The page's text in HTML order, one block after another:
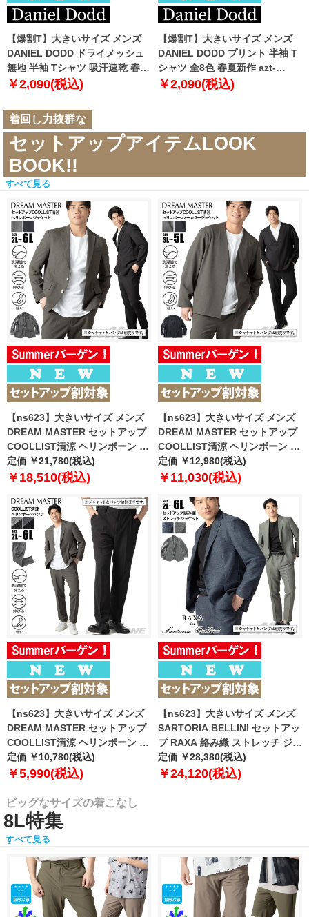
【爆割T】大きいサイズ メンズ
DANIEL DODD ドライメッシュ
無地 半袖 Tシャツ 吸汗速乾 春夏
新作 tjt-2602dry5 【fre】
￥2,090(税込)
【爆割T】大きいサイズ メンズ
DANIEL DODD プリント 半袖 T
シャツ 全8色 春夏新作 azt-
2602pt5 【fre】
￥2,090(税込)
着回し力抜群な
セットアップアイテムLOOK
BOOK!!
すべて見る
【ns623】大きいサイズ メンズ
DREAM MASTER セットアップ
COOLLIST清涼 ヘリンボーン ス
トレッチ ジャケット 軽量 ウォッ
シャブル スマリラ 春夏新作
定価 ￥21,780(税込)
￥18,510(税込)
【ns623】大きいサイズ メンズ
DREAM MASTER セットアップ
COOLLIST清涼 ヘリンボーン ス
トレッチ ノーカラー ジャケット
軽量 ウォッシャブル スマリラ 春
定価 ￥12,980(税込)
￥11,030(税込)
【ns623】大きいサイズ メンズ
DREAM MASTER セットアップ
COOLLIST清涼 ヘリンボーン ス
トレッチ パンツ 軽量 ウォッシャ
ブル スマリラ 春夏新作
定価 ￥10,780(税込)
￥5,990(税込)
【ns623】大きいサイズ メンズ
SARTORIA BELLINI セットアッ
プ RAXA 絡み織 ストレッチ ジャ
ケット 春夏新作 tzjk-33b
【fre】
定価 ￥28,380(税込)
￥24,120(税込)
ビッグなサイズの着こなし
8L特集
すべて見る